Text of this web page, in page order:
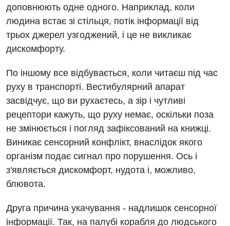
Акушерство і гінекологія
Алергологія, імунологія
Андрологія
Безоплатні послуги
Вакцинація
Гастроентерологія
Гематологія
Дерматовенерологія
Кардіологія
Українська
Російська
доповнюють одне одного. Наприклад, коли
людина встає зі стільця, потік інформації від
трьох джерел узгоджений, і це не викликає
дискомфорту.
По іншому все відбувається, коли читаєш під час
руху в транспорті. Вестибулярний апарат
засвідчує, що ви рухаєтесь, а зір і чутливі
рецептори кажуть, що руху немає, оскільки поза
не змінюється і погляд зафіксований на книжці.
Виникає сенсорний конфлікт, внаслідок якого
організм подає сигнал про порушення. Ось і
з'являється дискомфорт, нудота і, можливо,
блювота.
Друга причина укачування - надлишок сенсорної
інформації. Так, на палубі корабля до людського